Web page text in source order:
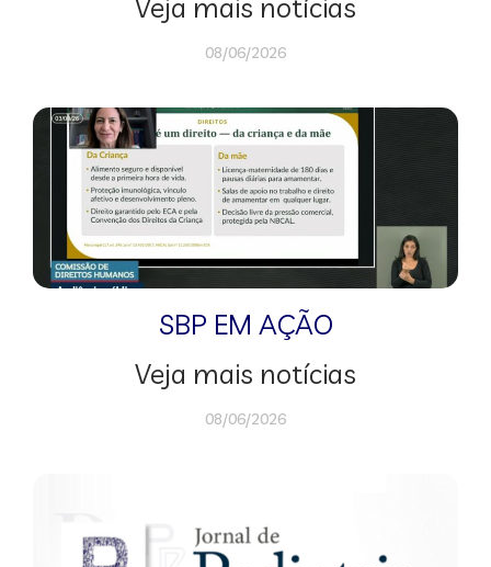
Veja mais notícias
08/06/2026
SBP EM AÇÃO
Veja mais notícias
08/06/2026